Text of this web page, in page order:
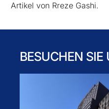
Artikel von Rreze Gashi.
BESUCHEN SIE